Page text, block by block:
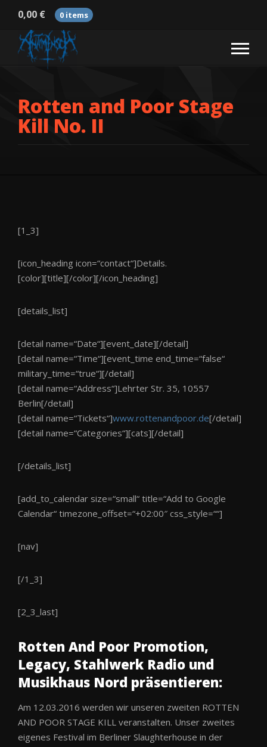
0,00 € 0 items
Rotten and Poor Stage
Kill No. II
[1_3]
[icon_heading icon=“contact“]Details.
[color][title][/color][/icon_heading]
[details_list]
[detail name=“Date“][event_date][/detail]
[detail name=“Time“][event_time end_time=“false“
military_time=“true“][/detail]
[detail name=“Address“]Lehrter Str. 35, 10557
Berlin[/detail]
[detail name=“Tickets“]www.rottenandpoor.de[/detail]
[detail name=“Categories“][cats][/detail]
[/details_list]
[add_to_calendar size=“small“ title=“Add to Google
Calendar“ timezone_offset=“+02:00″ css_style=““]
[nav]
[/1_3]
[2_3_last]
Rotten And Poor Promotion,
Legacy, Stahlwerk Radio und
Musikhaus Nord präsentieren:
Am 12.03.2016 werden wir unseren zweiten ROTTEN
AND POOR STAGE KILL veranstalten. Unser zweites
eigenes Festival im Berliner Slaughterhouse in der